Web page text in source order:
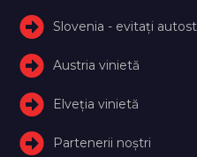
Slovenia - evitați
Austria vinietă
Elveţia vinietă
Partenerii noștri